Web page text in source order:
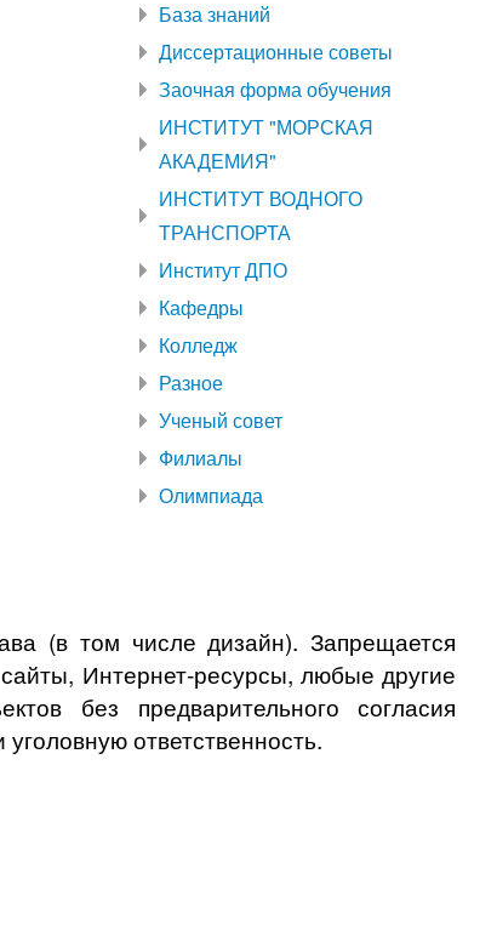
База знаний
Диссертационные советы
Заочная форма обучения
ИНСТИТУТ "МОРСКАЯ
АКАДЕМИЯ"
ИНСТИТУТ ВОДНОГО
ТРАНСПОРТА
Институт ДПО
Кафедры
Колледж
Разное
Ученый совет
Филиалы
Олимпиада
(в том числе дизайн). Запрещается
Интернет-ресурсы, любые другие
без предварительного согласия
ответственность.